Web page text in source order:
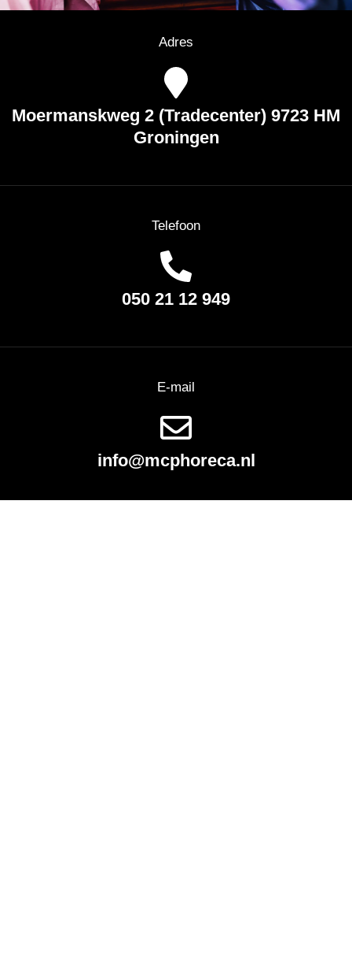
Adres
Moermanskweg 2 (Tradecenter) 9723 HM
Groningen
Telefoon
050 21 12 949
E-mail
info@mcphoreca.nl